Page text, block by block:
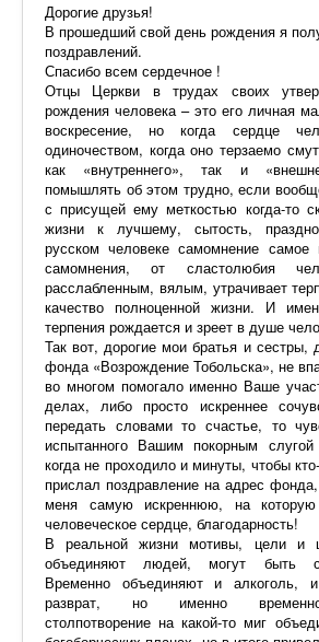
Дорогие друзья!
В прошедший свой день рождения я
поздравлений.
Спасибо всем сердечное !
Отцы Церкви в трудах своих
рождения человека – это его личная
воскресение, но когда сердце
одиночеством, когда оно терзаемо
как «внутреннего», так и
помышлять об этом трудно, если
с присущей ему меткостью когда-то
жизни к лучшему, сытость,
русском человеке самомнение самое
самомнения, от сластолюбия
расслабленным, вялым, утрачивает
качество полноценной жизни. И
терпения рождается и зреет в душе
Так вот, дорогие мои братья и сестры,
фонда «Возрождение Тобольска», не
во многом помогало именно Ваше
делах, либо просто искреннее
передать словами то счастье, то
испытанного Вашим покорным
когда не проходило и минуты, чтобы
прислал поздравление на адрес
меня самую искреннюю, на которую
человеческое сердце, благодарность!
В реальной жизни мотивы, цели и
объединяют людей, могут быть
Временно объединяют и алкоголь,
разврат, но именно
столпотворение на какой-то миг